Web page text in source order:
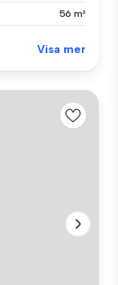
56 m²
Visa mer